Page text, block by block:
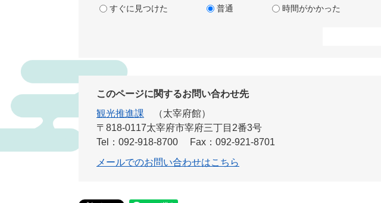
すぐに見つけた
普通 時間がかかった
このページに関するお問い合わせ先
観光推進課
太宰府館
〒818-0117太宰府市宰府三丁目2番3号
Tel：092-918-8700
Fax：092-921-8701
メールでのお問い合わせはこちら